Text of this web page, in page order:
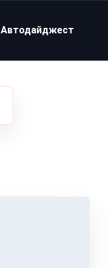
Автодайджест